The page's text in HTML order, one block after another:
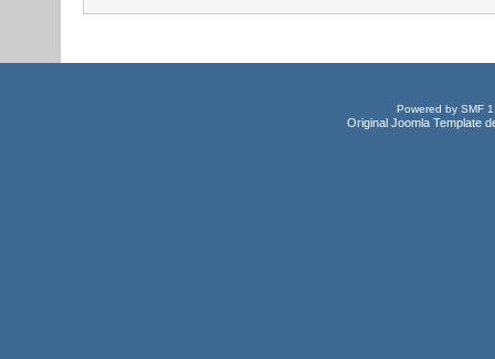
Powered by SMF
Original Joomla Template